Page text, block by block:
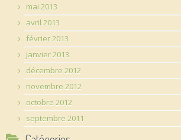
mai 2013
avril 2013
février 2013
janvier 2013
décembre 2012
novembre 2012
octobre 2012
septembre 2011